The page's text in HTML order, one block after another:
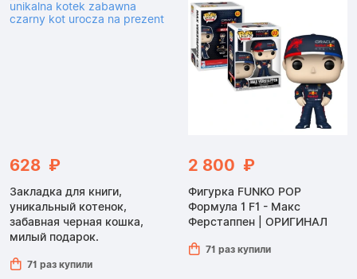
628 ₽
Закладка для книги,
уникальный котенок,
забавная черная кошка,
милый подарок.
71 раз купили
2 800 ₽
Фигурка FUNKO POP
Формула 1 F1 - Макс
Ферстаппен | ОРИГИНАЛ
71 раз купили